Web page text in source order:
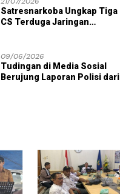
Satresnarkoba Ungkap Tiga
CS Terduga Jaringan
09/06/2026
Tudingan di Media Sosial
Berujung Laporan Polisi dari